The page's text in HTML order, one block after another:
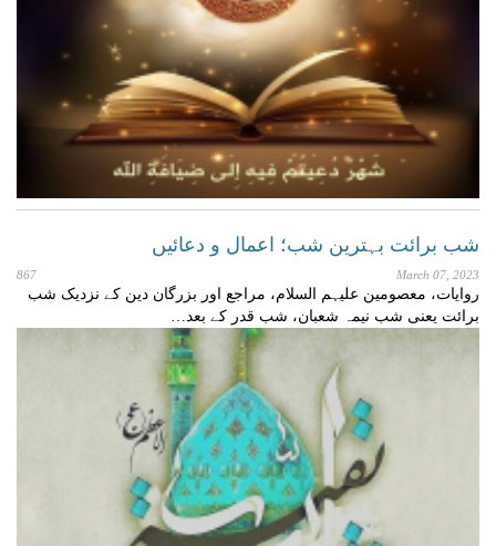
شب برائت بہترین شب؛ اعمال و دعائیں
March 07, 2023
867
روایات، معصومین علیہم السلام، مراجع اور بزرگان دین کے نزدیک شب
برائت یعنی شب نیمہ شعبان، شب قدر کے بعد…